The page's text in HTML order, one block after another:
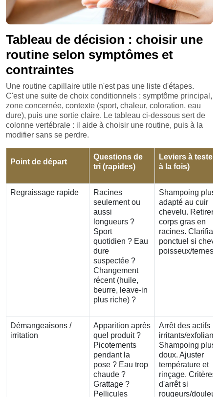
Tableau de décision : choisir une
routine selon symptômes et
contraintes
Une routine capillaire utile n'est pas une liste d'étapes.
C'est une suite de choix conditionnels : symptôme principal,
zone concernée, contexte (sport, chaleur, coloration, eau
dure), puis une sortie claire. Le tableau ci-dessous sert de
colonne vertébrale : il aide à choisir une routine, puis à la
modifier sans se perdre.
Point de départ
Questions de
tri (rapides)
Leviers à tester
à la fois)
Regraissage rapide
Racines
seulement ou
aussi
longueurs ?
Sport
quotidien ? Eau
dure
suspectée ?
Changement
récent (huile,
beurre, leave-in
plus riche) ?
Shampoing plus
adapté au cuir
chevelu. Retirer
corps gras en
racines. Clarifiant
ponctuel si
poisseux/ternes.
Démangeaisons /
irritation
Apparition après
quel produit ?
Picotements
pendant la
pose ? Eau trop
chaude ?
Grattage ?
Pellicules
Arrêt des actifs
irritants/
Shampoing plus
doux. Ajuster
température et
rinçage. Critères
d'arrêt si
rougeurs/douleur.